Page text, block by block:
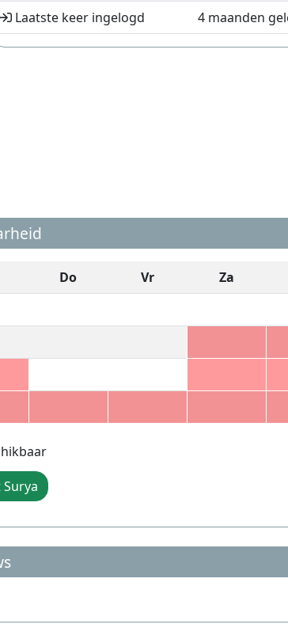
Laatste keer ingelogd
4 maanden
Do Vr Za